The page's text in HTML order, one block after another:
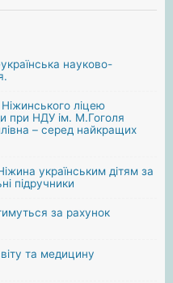
науково-
ліцею
при НДУ ім. М.Гоголя
– серед найкращих
українським дітям за
підручники
за рахунок
та медицину